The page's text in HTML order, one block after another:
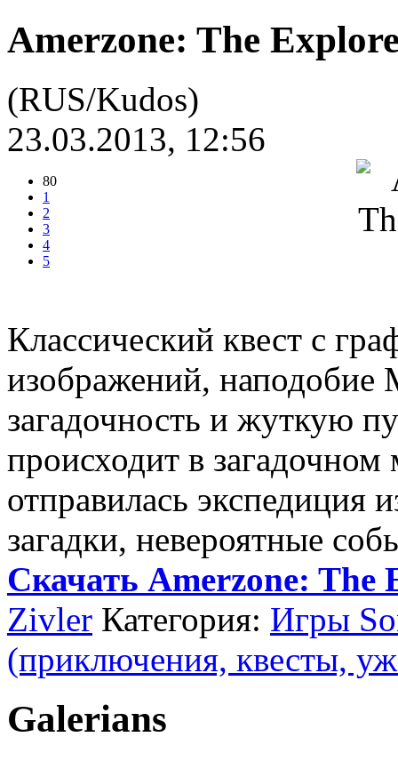
Amerzone: The
(RUS/Kudos)
23.03.2013, 12:56
80
1
2
3
4
5
Классический квест с
изображений, наподобие
загадочность и жуткую
происходит в
отправилась экспедиция
загадки, невероятные
Скачать Amerzone: The
Zivler Категория: Игры
(приключения, квесты,
Galerians